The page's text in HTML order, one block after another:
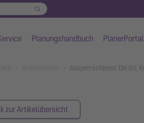
Planungshandbuch PlanerPortal
Absperrschieber DN 80,
zur Artikelübersicht